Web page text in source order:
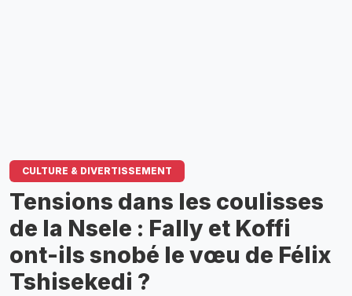
CULTURE & DIVERTISSEMENT
Tensions dans les coulisses
de la Nsele : Fally et Koffi
ont-ils snobé le vœu de Félix
Tshisekedi ?